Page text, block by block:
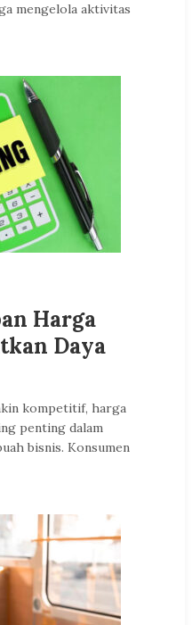
mengelola aktivitas
Harga
Daya
kompetitif, harga
penting dalam
bisnis. Konsumen